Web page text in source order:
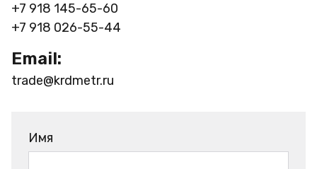
+7 918 145-65-60
+7 918 026-55-44
Email:
trade@krdmetr.ru
Имя